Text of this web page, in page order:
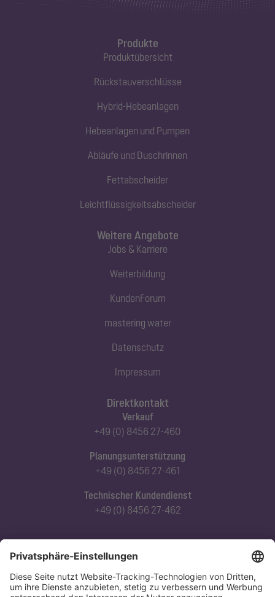
Produkte
Produktübersicht
Rückstauverschlüsse
Hybrid-Hebeanlagen
Hebeanlagen und Pumpen
Abläufe und Duschrinnen
Fettabscheider
Leichtflüssigkeitsabscheider
Direktkontakt
Verkauf
+49 (0) 8456 27-460
Planungsunterstützung
+49 (0) 8456 27-461
Technischer Kundendienst
+49 (0) 8456 27-462
Abonnieren Sie unseren Newsletter
Jetzt anmelden
Weitere Angebote
Jobs & Karriere
Weiterbildung
KundenForum
mastering water
Datenschutz
Impressum